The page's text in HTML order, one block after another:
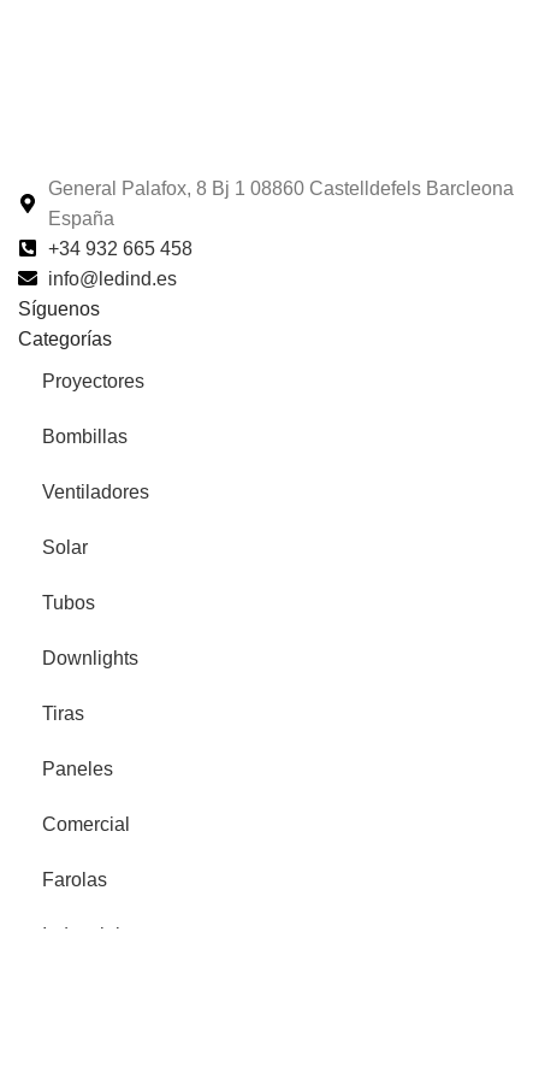
General Palafox, 8 Bj 1 08860 Castelldefels Barcleona
España
+34 932 665 458‬
info@ledind.es
Síguenos
Categorías
Proyectores
Bombillas
Ventiladores
Solar
Tubos
Downlights
Tiras
Paneles
Comercial
Farolas
Industrial